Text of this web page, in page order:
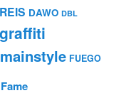
DAWO DBL
FUEGO